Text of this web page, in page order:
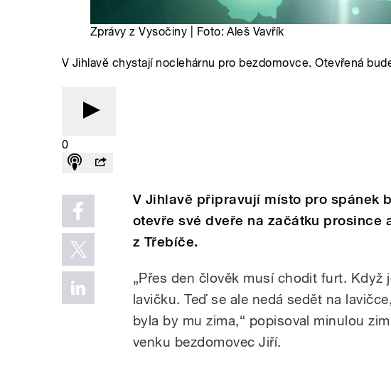
Zprávy z Vysočiny | Foto: Aleš Vavřík
V Jihlavě chystají noclehárnu pro bezdomovce. Otevřená
0
V Jihlavě připravují místo pro spánek
otevře své dveře na začátku prosince
z Třebíče.
„Přes den člověk musí chodit furt. Když
lavičku. Teď se ale nedá sedět na
byla by mu zima,“ popisoval minulou
venku bezdomovec Jiří.